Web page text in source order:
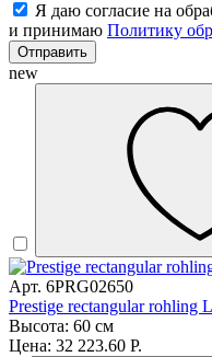
Я даю согласие на
и принимаю Политику
Отправить
new
Арт. 6PRG02650
Prestige rectangular rohling
Высота: 60 см
Цена: 32 223.60 Р.